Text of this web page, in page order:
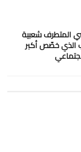
المتطرف شعبية
الذي خصّص أكبر